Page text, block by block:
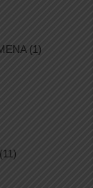
(1)
(11)